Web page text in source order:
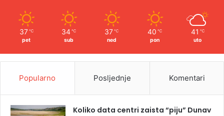
37 ℃
pet
34 ℃
sub
37 ℃
ned
40 ℃
pon
41 ℃
uto
Popularno Posljednje Komentari
Koliko data centri zaista “piju” Dunav